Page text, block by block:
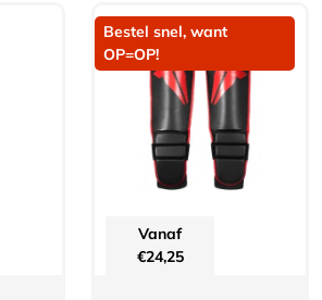
Bestel snel, want
OP=OP!
Vanaf
€24,25